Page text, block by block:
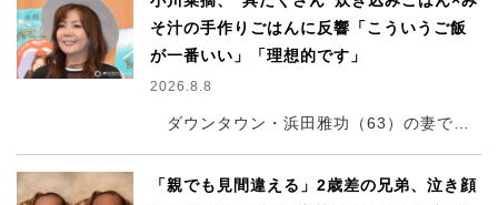
そ汁の手作りごはんに反響「こういうご飯
が一番いい」「理想的です」
2026.8.8
「親でも見間違える」2歳差の兄弟、泣き顔